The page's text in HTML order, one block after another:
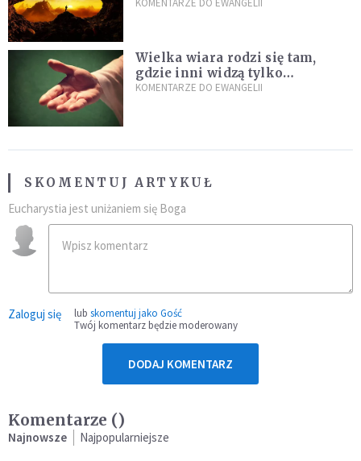
nauczyć się słuchać
KOMENTARZE DO EWANGELII
Wielka wiara rodzi się tam,
gdzie inni widzą tylko
przeszkody
KOMENTARZE DO EWANGELII
SKOMENTUJ ARTYKUŁ
Eucharystia jest uniżaniem się Boga
Zaloguj się lub skomentuj jako Gość
Twój komentarz będzie moderowany
DODAJ KOMENTARZ
Komentarze ()
Najnowsze Najpopularniejsze